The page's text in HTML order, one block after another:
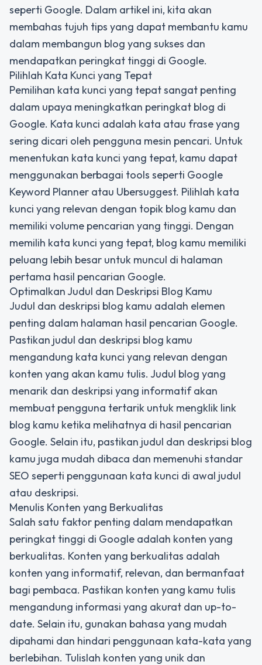
seperti Google. Dalam artikel ini, kita akan
membahas tujuh tips yang dapat membantu kamu
dalam membangun blog yang sukses dan
mendapatkan peringkat tinggi di Google.
Pilihlah Kata Kunci yang Tepat
Pemilihan kata kunci yang tepat sangat penting
dalam upaya meningkatkan peringkat blog di
Google. Kata kunci adalah kata atau frase yang
sering dicari oleh pengguna mesin pencari. Untuk
menentukan kata kunci yang tepat, kamu dapat
menggunakan berbagai tools seperti Google
Keyword Planner atau Ubersuggest. Pilihlah kata
kunci yang relevan dengan topik blog kamu dan
memiliki volume pencarian yang tinggi. Dengan
memilih kata kunci yang tepat, blog kamu memiliki
peluang lebih besar untuk muncul di halaman
pertama hasil pencarian Google.
Optimalkan Judul dan Deskripsi Blog Kamu
Judul dan deskripsi blog kamu adalah elemen
penting dalam halaman hasil pencarian Google.
Pastikan judul dan deskripsi blog kamu
mengandung kata kunci yang relevan dengan
konten yang akan kamu tulis. Judul blog yang
menarik dan deskripsi yang informatif akan
membuat pengguna tertarik untuk mengklik link
blog kamu ketika melihatnya di hasil pencarian
Google. Selain itu, pastikan judul dan deskripsi blog
kamu juga mudah dibaca dan memenuhi standar
SEO seperti penggunaan kata kunci di awal judul
atau deskripsi.
Menulis Konten yang Berkualitas
Salah satu faktor penting dalam mendapatkan
peringkat tinggi di Google adalah konten yang
berkualitas. Konten yang berkualitas adalah
konten yang informatif, relevan, dan bermanfaat
bagi pembaca. Pastikan konten yang kamu tulis
mengandung informasi yang akurat dan up-to-
date. Selain itu, gunakan bahasa yang mudah
dipahami dan hindari penggunaan kata-kata yang
berlebihan. Tulislah konten yang unik dan